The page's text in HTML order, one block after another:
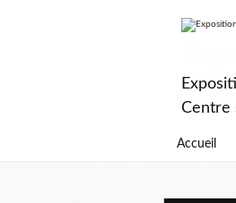
Centre
Accueil